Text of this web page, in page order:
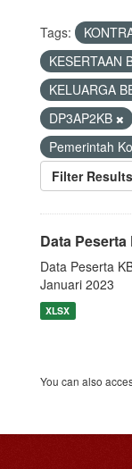
Tags:
KESERTAAN
KELUARGA
DP3AP2KB
Pemerintah
Filter Results
Data
Data Peserta
Januari 2023
XLSX
You can also